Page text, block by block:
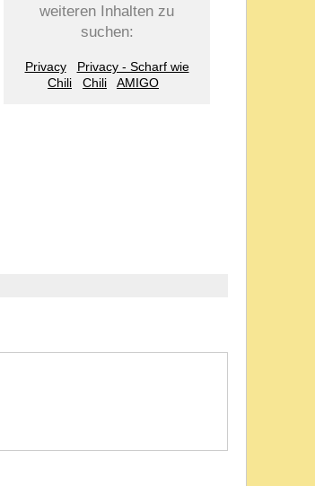
weiteren Inhalten zu
suchen:
Privacy
Privacy - Scharf wie
Chili
Chili AMIGO